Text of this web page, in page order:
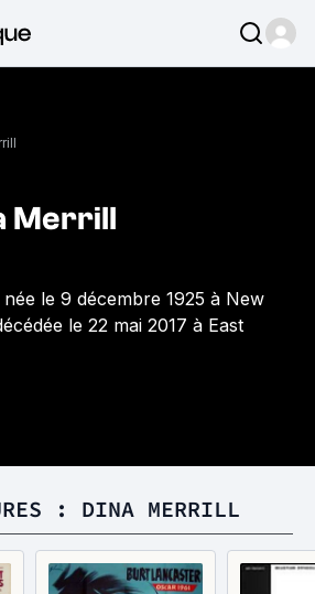
Merrill
le 9 décembre 1925 à New
le 22 mai 2017 à East
: DINA MERRILL